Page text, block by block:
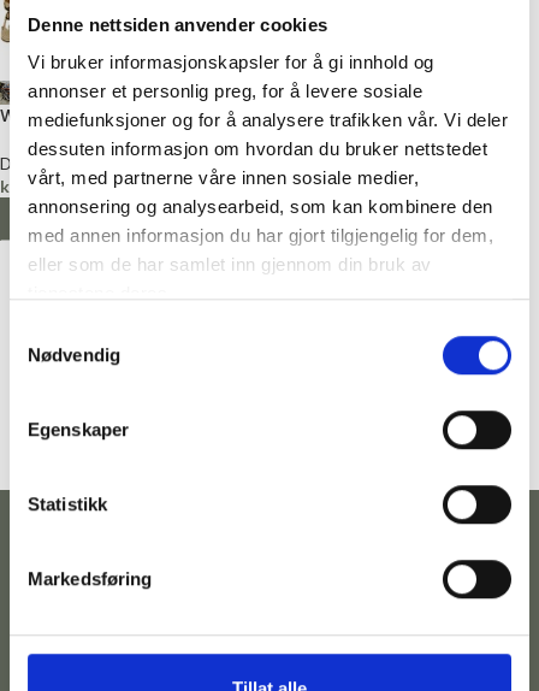
Denne nettsiden anvender cookies
Vi bruker informasjonskapsler for å gi innhold og
annonser et personlig preg, for å levere sosiale
mediefunksjoner og for å analysere trafikken vår. Vi deler
dessuten informasjon om hvordan du bruker nettstedet
vårt, med partnerne våre innen sosiale medier,
annonsering og analysearbeid, som kan kombinere den
med annen informasjon du har gjort tilgjengelig for dem,
eller som de har samlet inn gjennom din bruk av
Nødvendig
Egenskaper
Statistikk
Markedsføring
Woven smartboks stor
Diverse
kr
1179,00
VELG ALTERNATIV
KontaktFølg
oss
AdresseBetingelser